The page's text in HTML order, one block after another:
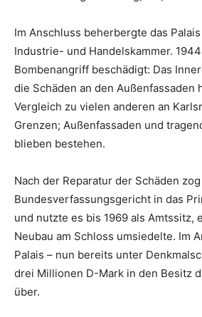
Im Anschluss beherbergte das
Industrie- und Handelskammer.
Bombenangriff beschädigt: Das
die Schäden an den Außenfassaden
Vergleich zu vielen anderen an
Grenzen; Außenfassaden und
blieben bestehen.
Nach der Reparatur der Schäden zog
Bundesverfassungsgericht in das
und nutzte es bis 1969 als Amtssitz,
Neubau am Schloss umsiedelte. Im
Palais – nun bereits unter
drei Millionen D-Mark in den Besitz
über.